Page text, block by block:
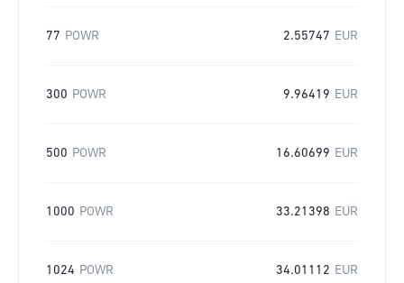
77 POWR 2.55747 EUR
300 POWR 9.96419 EUR
500 POWR 16.60699 EUR
1000 POWR 33.21398 EUR
1024 POWR 34.01112 EUR